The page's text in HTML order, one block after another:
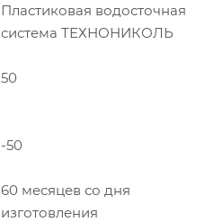
Пластиковая водосточная
система ТЕХНОНИКОЛЬ
50
-50
60 месяцев со дня
изготовления